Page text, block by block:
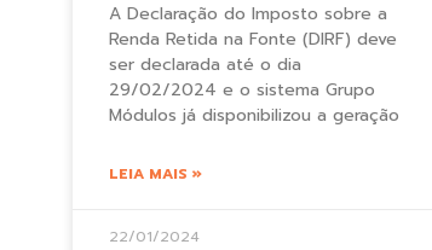
A Declaração do Imposto sobre a
Renda Retida na Fonte (DIRF) deve
ser declarada até o dia
29/02/2024 e o sistema Grupo
Módulos já disponibilizou a geração
LEIA MAIS »
22/01/2024